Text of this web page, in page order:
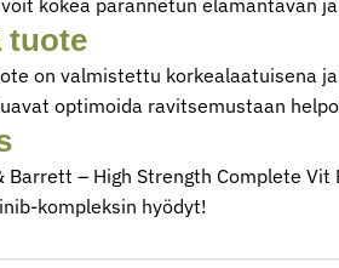
tuote
on valmistettu korkealaatuisena
optimoida ravitsemustaan
Barrett – High Strength Complete
kompleksin hyödyt!